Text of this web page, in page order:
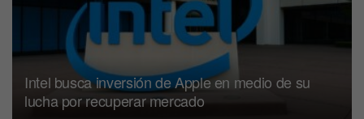
Intel busca inversión de Apple en medio de su
lucha por recuperar mercado